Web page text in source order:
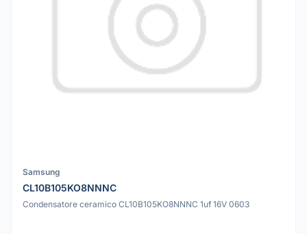
Samsung
CL10B105KO8NNNC
Condensatore ceramico CL10B105KO8NNNC 1uf 16V 0603